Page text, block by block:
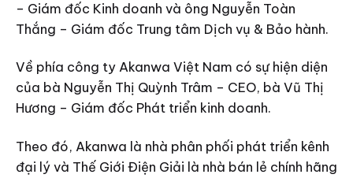
– Giám đốc Kinh doanh và ông Nguyễn Toàn
Thắng – Giám đốc Trung tâm Dịch vụ & Bảo hành.
Về phía công ty Akanwa Việt Nam có sự hiện diện
của bà Nguyễn Thị Quỳnh Trâm – CEO, bà Vũ Thị
Hương – Giám đốc Phát triển kinh doanh.
Theo đó, Akanwa là nhà phân phối phát triển kênh
đại lý và Thế Giới Điện Giải là nhà bán lẻ chính hãng